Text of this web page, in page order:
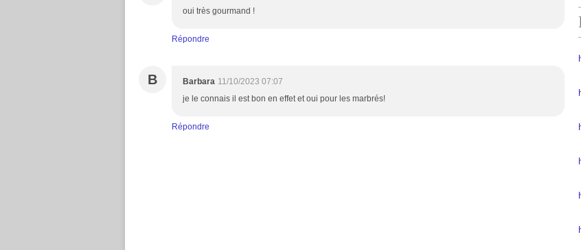
oui très gourmand !
Répondre
B Barbara 11/10/2023 07:07
je le connais il est bon en effet et oui pour les marbrés!
Répondre